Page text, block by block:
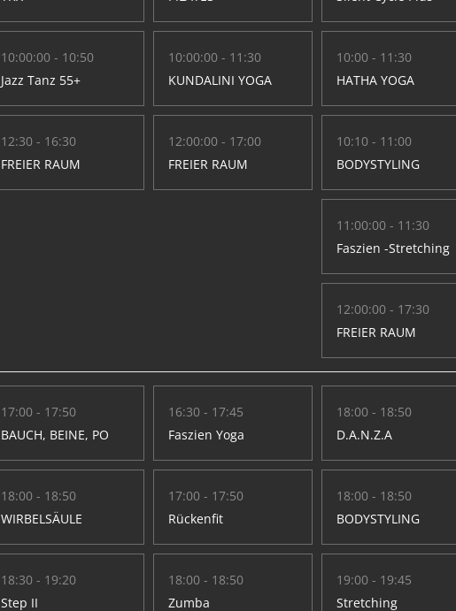
10:00:00 - 10:50
Jazz Tanz 55+
12:30 - 16:30
FREIER RAUM
10:00:00 - 11:30
KUNDALINI YOGA
12:00:00 - 17:00
FREIER RAUM
10:00 - 11:30
HATHA YOGA
10:10 - 11:00
BODYSTYLING
11:00:00 - 11:30
Faszien -Stretching
12:00:00 - 17:30
FREIER RAUM
17:00 - 17:50
BAUCH, BEINE, PO
18:00 - 18:50
WIRBELSÄULE
18:30 - 19:20
Step II
16:30 - 17:45
Faszien Yoga
17:00 - 17:50
Rückenfit
18:00 - 18:50
Zumba
18:00 - 18:50
D.A.N.Z.A
18:00 - 18:50
BODYSTYLING
19:00 - 19:45
Stretching